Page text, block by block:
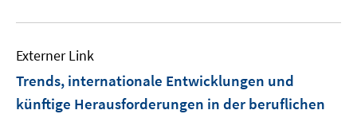
Externer Link
Trends, internationale Entwicklungen und
künftige Herausforderungen in der beruflichen